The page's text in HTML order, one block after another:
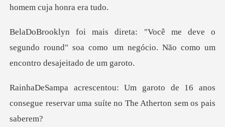
ve o
segundo round" soa como um negócio. Nã
de 16 anos
consegue reservar uma suít